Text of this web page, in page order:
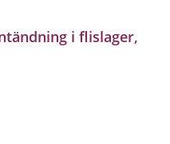
i flislager,